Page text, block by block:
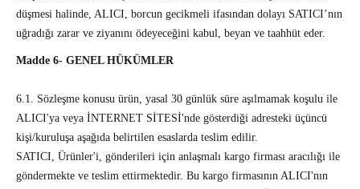
düşmesi halinde, ALICI, borcun gecikmeli ifasından dolayı SATICI’nın
uğradığı zarar ve ziyanını ödeyeceğini kabul, beyan ve taahhüt eder.
Madde 6- GENEL HÜKÜMLER
6.1. Sözleşme konusu ürün, yasal 30 günlük süre aşılmamak koşulu ile
ALICI'ya veya İNTERNET SİTESİ'nde gösterdiği adresteki üçüncü
kişi/kuruluşa aşağıda belirtilen esaslarda teslim edilir.
SATICI, Ürünler'i, gönderileri için anlaşmalı kargo firması aracılığı ile
göndermekte ve teslim ettirmektedir. Bu kargo firmasının ALICI'nın